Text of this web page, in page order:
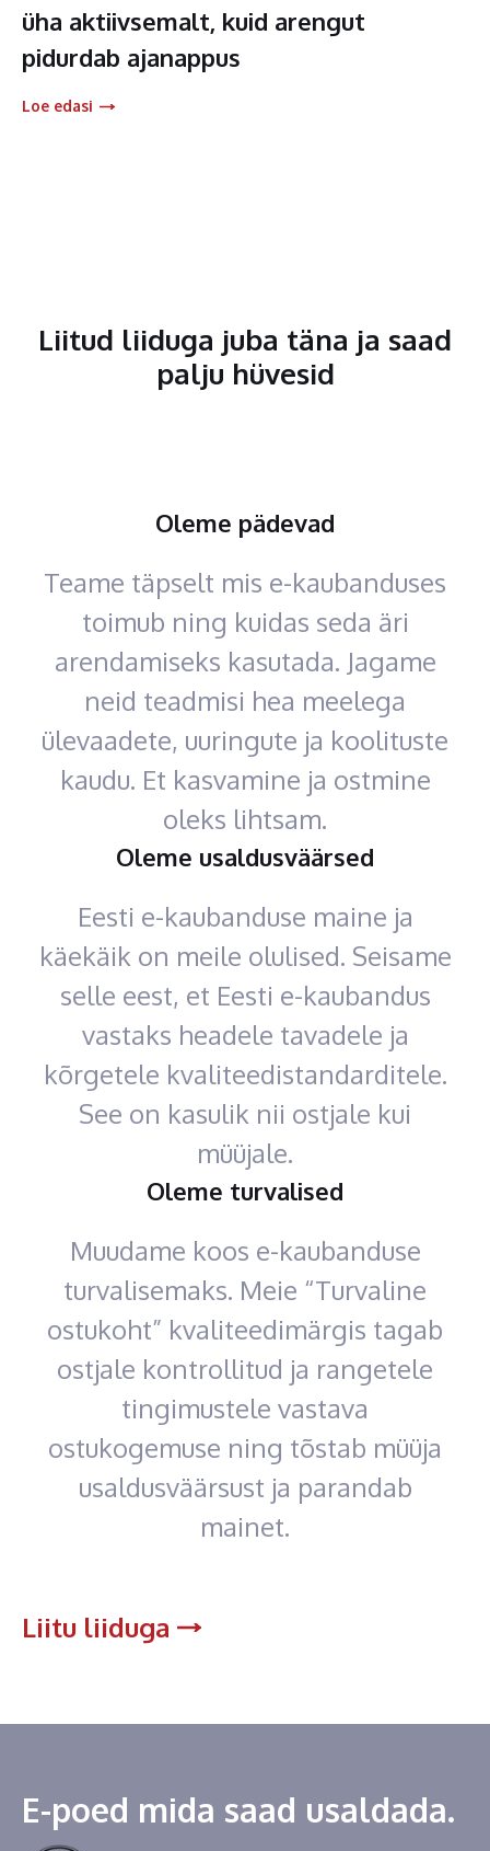
üha aktiivsemalt, kuid arengut
pidurdab ajanappus
Loe edasi
Liitud liiduga juba täna ja saad
palju hüvesid
Oleme pädevad
Teame täpselt mis e-kaubanduses
toimub ning kuidas seda äri
arendamiseks kasutada. Jagame
neid teadmisi hea meelega
ülevaadete, uuringute ja koolituste
kaudu. Et kasvamine ja ostmine
oleks lihtsam.
Oleme usaldusväärsed
Eesti e-kaubanduse maine ja
käekäik on meile olulised. Seisame
selle eest, et Eesti e-kaubandus
vastaks headele tavadele ja
kõrgetele kvaliteedistandarditele.
See on kasulik nii ostjale kui
müüjale.
Oleme turvalised
Muudame koos e-kaubanduse
turvalisemaks. Meie “Turvaline
ostukoht” kvaliteedimärgis tagab
ostjale kontrollitud ja rangetele
tingimustele vastava
ostukogemuse ning tõstab müüja
usaldusväärsust ja parandab
mainet.
Liitu liiduga
E-poed mida saad usaldada.